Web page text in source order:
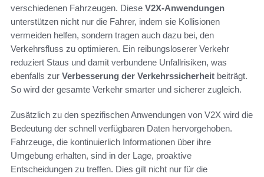
verschiedenen Fahrzeugen. Diese V2X-Anwendungen
unterstützen nicht nur die Fahrer, indem sie Kollisionen
vermeiden helfen, sondern tragen auch dazu bei, den
Verkehrsfluss zu optimieren. Ein reibungsloserer Verkehr
reduziert Staus und damit verbundene Unfallrisiken, was
ebenfalls zur Verbesserung der Verkehrssicherheit beiträgt.
So wird der gesamte Verkehr smarter und sicherer zugleich.
Zusätzlich zu den spezifischen Anwendungen von V2X wird die
Bedeutung der schnell verfügbaren Daten hervorgehoben.
Fahrzeuge, die kontinuierlich Informationen über ihre
Umgebung erhalten, sind in der Lage, proaktive
Entscheidungen zu treffen. Dies gilt nicht nur für die